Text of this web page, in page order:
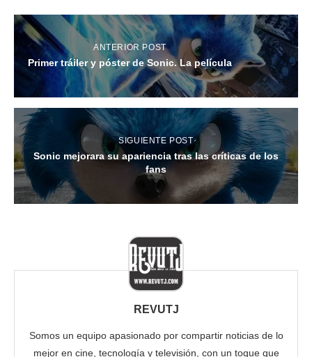
ANTERIOR POST
Primer tráiler y póster de Sonic. La película
SIGUIENTE POST
Sonic mejorara su apariencia tras las críticas de los
fans
REVUTJ
Somos un equipo apasionado por compartir noticias de lo
mejor en cine, tecnología y televisión, con un toque que